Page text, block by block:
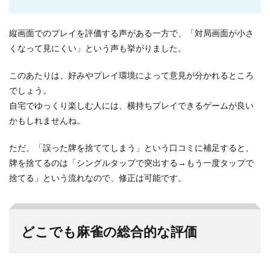
縦画面でのプレイを評価する声がある一方で、「対局画面が小さ
くなって見にくい」という声も挙がりました。
このあたりは、好みやプレイ環境によって意見が分かれるところ
でしょう。
自宅でゆっくり楽しむ人には、横持ちプレイできるゲームが良い
かもしれませんね。
ただ、「誤った牌を捨ててしまう」という口コミに補足すると、
牌を捨てるのは「シングルタップで突出する→もう一度タップで
捨てる」という流れなので、修正は可能です。
どこでも麻雀の総合的な評価